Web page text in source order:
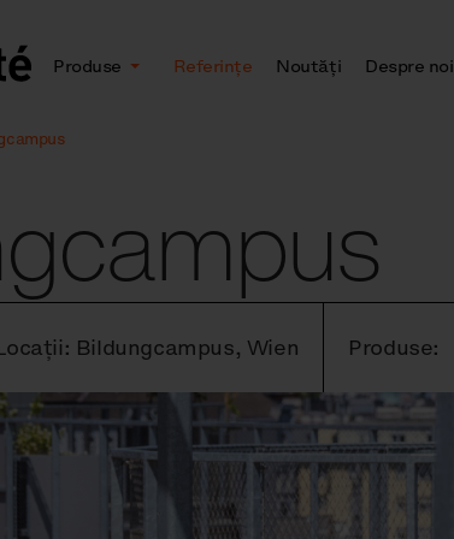
Produse Referințe Noutăţi Despre noi
Bildungcampus, Wien Produse: